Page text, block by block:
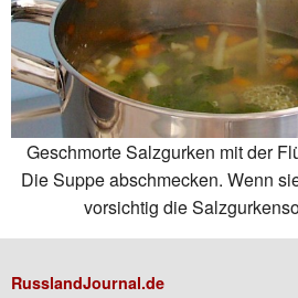
Geschmorte Salzgurken mit der
Die Suppe abschmecken. Wenn
vorsichtig die
RusslandJournal.de